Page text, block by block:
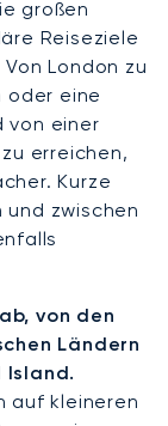
großen
Reiseziele
London zu
oder eine
von einer
erreichen,
Kurze
und zwischen
von den
Ländern
Island.
auf kleineren